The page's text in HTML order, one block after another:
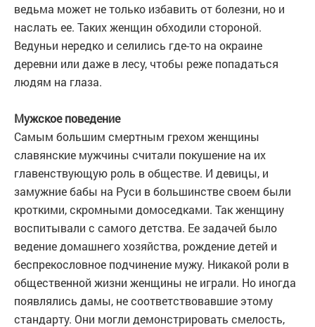
ведьма может не только избавить от болезни, но и
наслать ее. Таких женщин обходили стороной.
Ведуньи нередко и селились где-то на окраине
деревни или даже в лесу, чтобы реже попадаться
людям на глаза.
Мужское поведение
Самым большим смертным грехом женщины
славянские мужчины считали покушение на их
главенствующую роль в обществе. И девицы, и
замужние бабы на Руси в большинстве своем были
кроткими, скромными домоседками. Так женщину
воспитывали с самого детства. Ее задачей было
ведение домашнего хозяйства, рождение детей и
беспрекословное подчинение мужу. Никакой роли в
общественной жизни женщины не играли. Но иногда
появлялись дамы, не соответствовавшие этому
стандарту. Они могли демонстрировать смелость,